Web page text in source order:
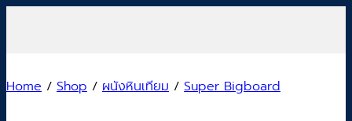
Home / Shop / ผนังหินเทียม / Super Bigboard